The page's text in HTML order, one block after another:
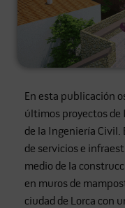
En esta publicación
últimos proyectos de
de la Ingeniería Civil.
de servicios e
medio de la
en muros de
ciudad de Lorca con